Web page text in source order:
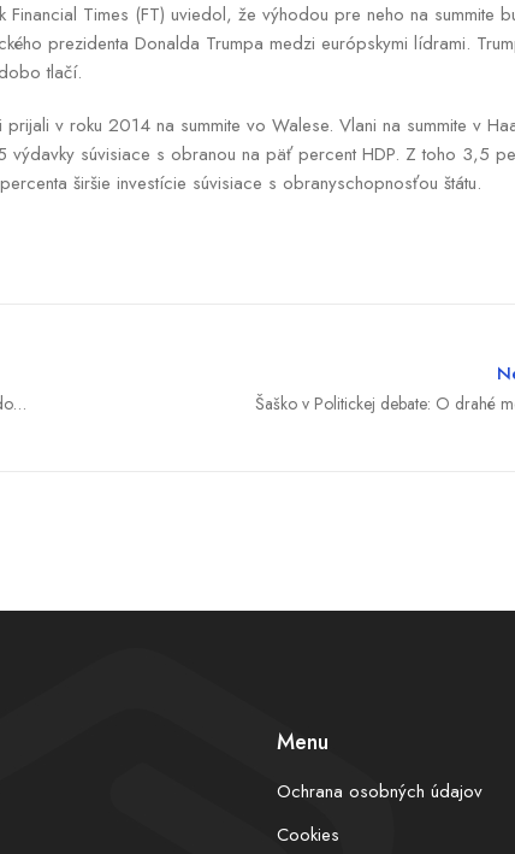
Times (FT) uviedol, že výhodou pre neho na summite
prezidenta Donalda Trumpa medzi európskymi lídrami.
tlačí.
v roku 2014 na summite vo Walese. Vlani na summite v
súvisiace s obranou na päť percent HDP. Z toho 3,5
širšie investície súvisiace s obranyschopnosťou štátu.
Šaško v Politickej debate: O drahé
Menu
Ochrana osobných údajov
Cookies